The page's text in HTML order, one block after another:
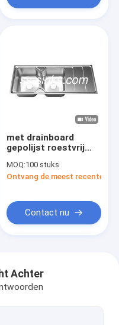
met drainboard
gepolijst roestvrij
Sink kitchen sink grid
MOQ:100 stuks
Ontvang de meest recente
Contact nu
Achter